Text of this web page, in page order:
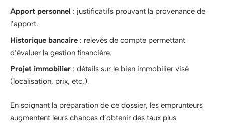
Apport personnel : justificatifs prouvant la provenance de
l’apport.
Historique bancaire : relevés de compte permettant
d’évaluer la gestion financière.
Projet immobilier : détails sur le bien immobilier visé
(localisation, prix, etc.).
En soignant la préparation de ce dossier, les emprunteurs
augmentent leurs chances d’obtenir des taux plus